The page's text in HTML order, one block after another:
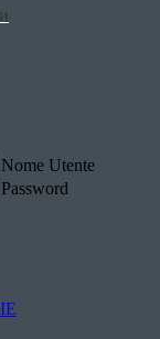
Nome Utente
Password